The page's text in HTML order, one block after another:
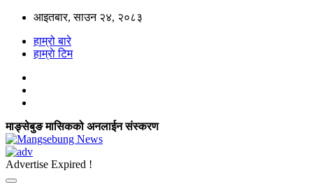
आइतबार, साउन २४, २०८३
हाम्रो बारे
हाम्राे टिम
माङ्सेबुङ मासिकको अनलाईन संस्करण
Advertise Expired !